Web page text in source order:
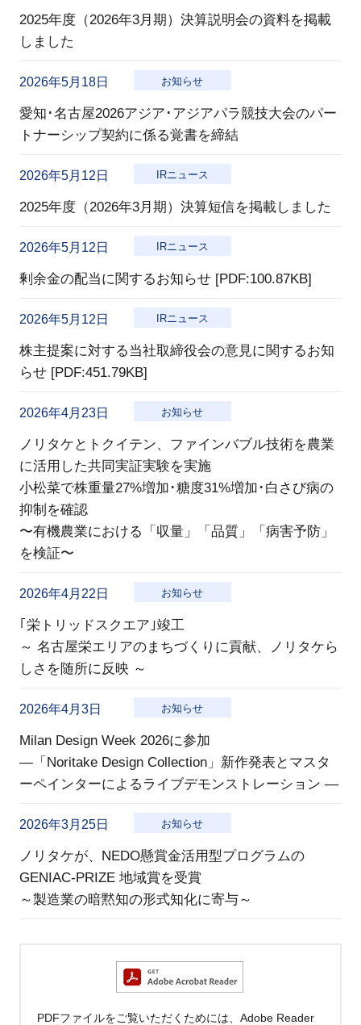
2025年度（2026年3月期）決算説明会の資料を掲載
しました
2026年5月18日 お知らせ
愛知･名古屋2026アジア･アジアパラ競技大会のパー
トナーシップ契約に係る覚書を締結
2026年5月12日 IRニュース
2025年度（2026年3月期）決算短信を掲載しました
2026年5月12日 IRニュース
剰余金の配当に関するお知らせ [PDF:100.87KB]
2026年5月12日 IRニュース
株主提案に対する当社取締役会の意見に関するお知
らせ [PDF:451.79KB]
2026年4月23日 お知らせ
ノリタケとトクイテン、ファインバブル技術を農業
に活用した共同実証実験を実施
小松菜で株重量27%増加･糖度31%増加･白さび病の
抑制を確認
〜有機農業における「収量」「品質」「病害予防」
を検証〜
2026年4月22日 お知らせ
｢栄トリッドスクエア｣竣工
～ 名古屋栄エリアのまちづくりに貢献、ノリタケら
しさを随所に反映 ～
2026年4月3日 お知らせ
Milan Design Week 2026に参加
―「Noritake Design Collection」新作発表とマスタ
ーペインターによるライブデモンストレーション ―
2026年3月25日 お知らせ
ノリタケが、NEDO懸賞金活用型プログラムの
GENIAC-PRIZE 地域賞を受賞
～製造業の暗黙知の形式知化に寄与～
PDFファイルをご覧いただくためには、Adobe Reader